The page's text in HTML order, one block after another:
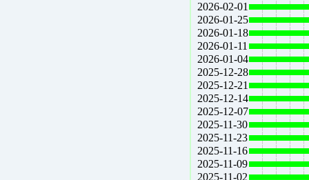
2026-02-01
2026-01-25
2026-01-18
2026-01-11
2026-01-04
2025-12-28
2025-12-21
2025-12-14
2025-12-07
2025-11-30
2025-11-23
2025-11-16
2025-11-09
2025-11-02